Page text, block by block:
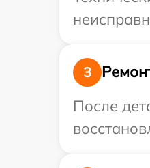
3
После